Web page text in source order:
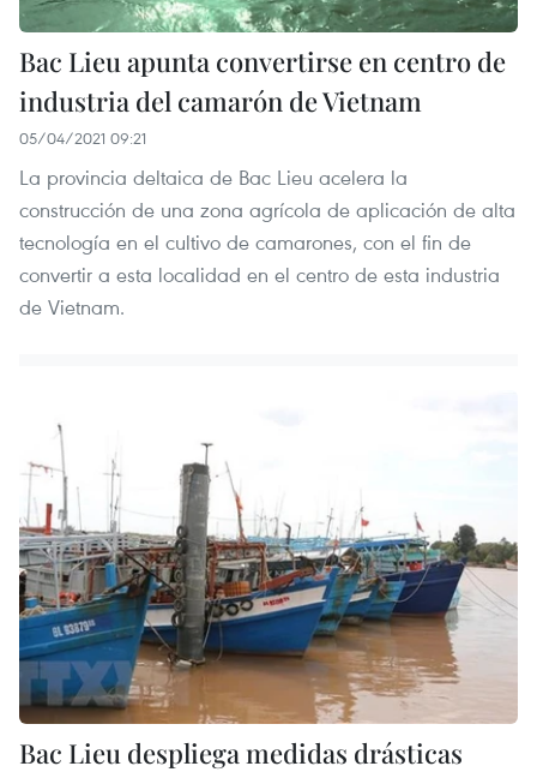
Bac Lieu apunta convertirse en centro de
industria del camarón de Vietnam
05/04/2021 09:21
La provincia deltaica de Bac Lieu acelera la
construcción de una zona agrícola de aplicación de alta
tecnología en el cultivo de camarones, con el fin de
convertir a esta localidad en el centro de esta industria
de Vietnam.
Bac Lieu despliega medidas drásticas